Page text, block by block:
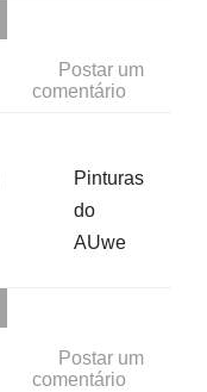
Postar um
comentário
Pinturas
do
AUwe
Postar um
comentário